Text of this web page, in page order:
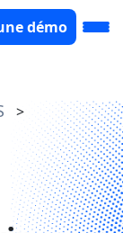
démo
>